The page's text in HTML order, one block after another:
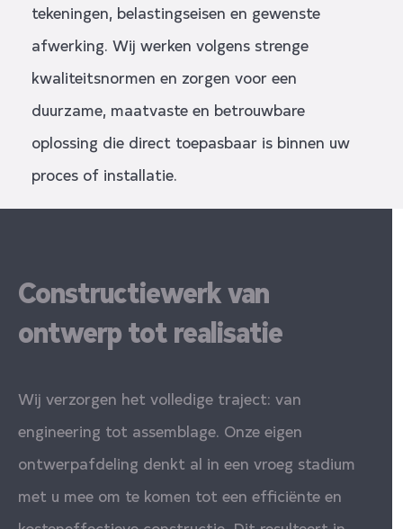
tekeningen, belastingseisen en gewenste
afwerking. Wij werken volgens strenge
kwaliteitsnormen en zorgen voor een
duurzame, maatvaste en betrouwbare
oplossing die direct toepasbaar is binnen uw
proces of installatie.
Constructiewerk van
ontwerp tot realisatie
Wij verzorgen het volledige traject: van
engineering tot assemblage. Onze eigen
ontwerpafdeling denkt al in een vroeg stadium
met u mee om te komen tot een efficiënte en